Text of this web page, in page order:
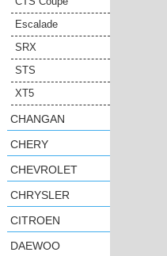
Escalade
SRX
STS
XT5
CHANGAN
CHERY
CHEVROLET
CHRYSLER
CITROEN
DAEWOO